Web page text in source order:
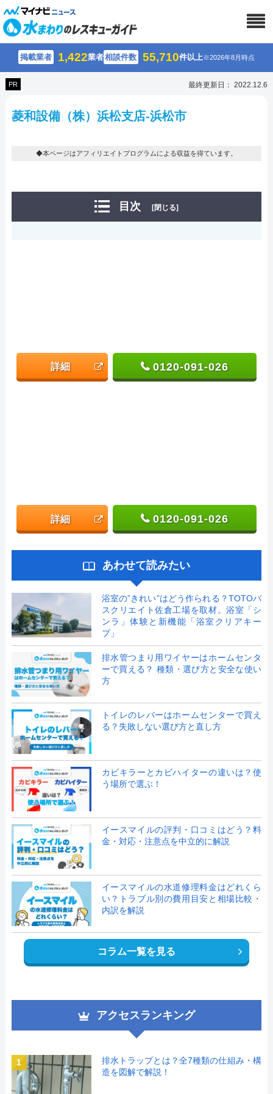
掲載業者 1,422業者相談件数 55,710件以上※2026年8月時点
PR 最終更新日： 2022.12.6
菱和設備（株）浜松支店-浜松市
◆本ページはアフィリエイトプログラムによる収益を得ています。
目次 [閉じる]
詳細 0120-091-026
詳細 0120-091-026
あわせて読みたい
浴室の”きれい”はどう作られる？TOTOバ
スクリエイト佐倉工場を取材。浴室「シ
ンラ」体験と新機能「浴室クリアキー
プ」
排水管つまり用ワイヤーはホームセンタ
ーで買える？ 種類・選び方と安全な使い
方
トイレのレバーはホームセンターで買え
る？失敗しない選び方と直し方
カビキラーとカビハイターの違いは？使
う場所で選ぶ！
イースマイルの評判・口コミはどう？料
金・対応・注意点を中立的に解説
イースマイルの水道修理料金はどれくら
い？トラブル別の費用目安と相場比較・
内訳を解説
コラム一覧を見る
アクセスランキング
1
排水トラップとは？全7種類の仕組み・構
造を図解で解説！